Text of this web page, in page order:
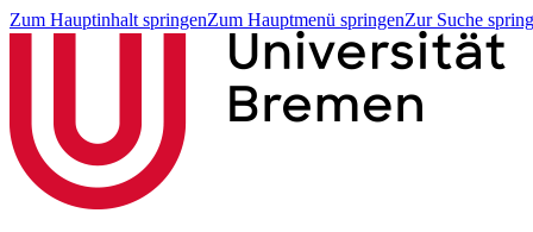
Zum Hauptinhalt springenZum Hauptmenü springenZur Suche